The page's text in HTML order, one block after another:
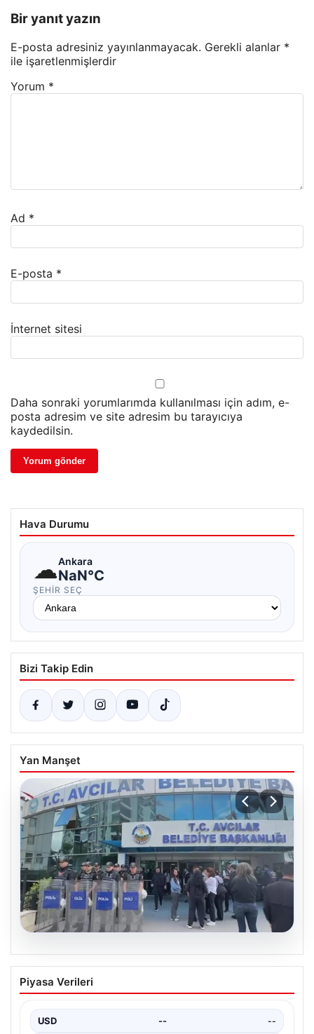
Bir yanıt yazın
E-posta adresiniz yayınlanmayacak. Gerekli alanlar *
ile işaretlenmişlerdir
Yorum *
Ad *
E-posta *
İnternet sitesi
Daha sonraki yorumlarımda kullanılması için adım, e-
posta adresim ve site adresim bu tarayıcıya
kaydedilsin.
Hava Durumu
☁Ankara
NaN°C
ŞEHIR SEÇ
Bizi Takip Edin
Yan Manşet
05.08.2026
Avcılar Belediyesi’ne operasyon. 12
şüpheli gözaltına alındı
Piyasa Verileri
USD -- --